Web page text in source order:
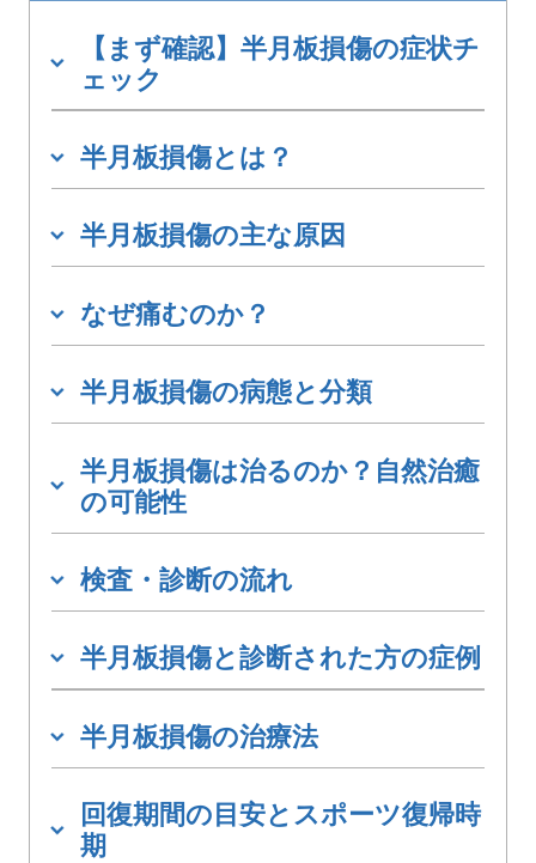
【まず確認】半月板損傷の症状チ
ェック
半月板損傷とは？
半月板損傷の主な原因
なぜ痛むのか？
半月板損傷の病態と分類
半月板損傷は治るのか？自然治癒
の可能性
検査・診断の流れ
半月板損傷と診断された方の症例
半月板損傷の治療法
回復期間の目安とスポーツ復帰時
期